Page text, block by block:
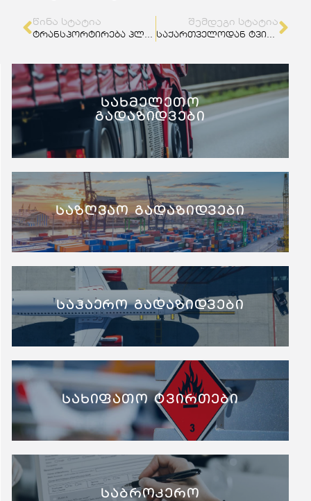
ᲬᲘᲜᲐ ᲡᲢᲐᲢᲘᲐ
ტრანსპორტირება პლანეტებს შორის
ᲨᲔᲛᲓᲔᲒᲘ ᲡᲢᲐᲢᲘᲐ
საქართველოდან ტვირთის ექსპორტი
სახმელეთო
გადაზიდვები
საზღვაო გადაზიდვები
საჰაერო გადაზიდვები
სახიფათო ტვირთები
საბროკერო